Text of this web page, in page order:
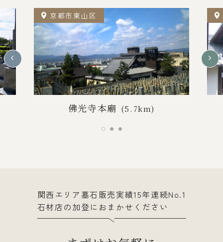
京都市東山区
佛光寺本廟 (5.7km)
関西エリア墓石販売実績15年連続No.1
石材店の加登におまかせください